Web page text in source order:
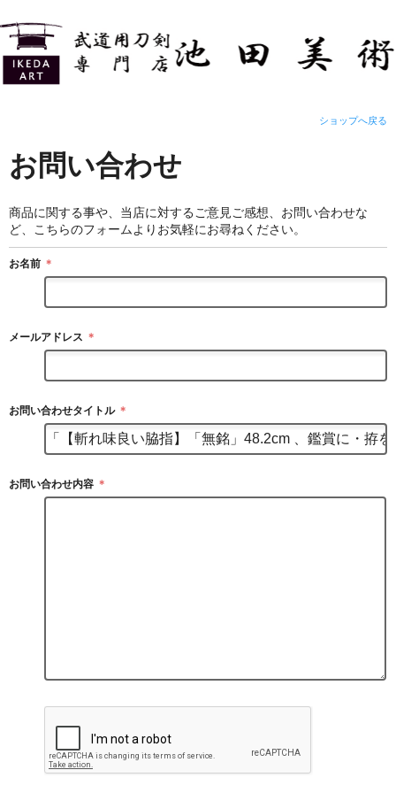
ショップへ戻る
お問い合わせ
商品に関する事や、当店に対するご意見ご感想、お問い合わせな
ど、こちらのフォームよりお気軽にお尋ねください。
お名前 ＊
メールアドレス ＊
お問い合わせタイトル ＊
お問い合わせ内容 ＊